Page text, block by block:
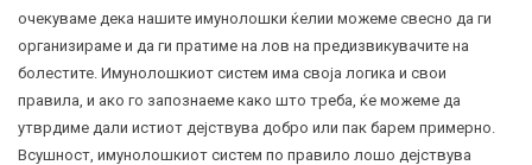
очекуваме дека нашите имунолошки ќелии можеме свесно да ги
организираме и да ги пратиме на лов на предизвикувачите на
болестите. Имунолошкиот систем има своја логика и свои
правила, и ако го запознаеме како што треба, ќе можеме да
утврдиме дали истиот дејствува добро или пак барем примерно.
Всушност, имунолошкиот систем по правило лошо дејствува